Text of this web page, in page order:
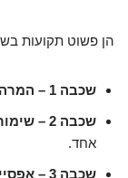
הן פשוט תקועות
שכבה 1 – המרה:
שכבה 2 – שימור:
אחד.
שכבה 3 – אפסייל וקארוסייל: